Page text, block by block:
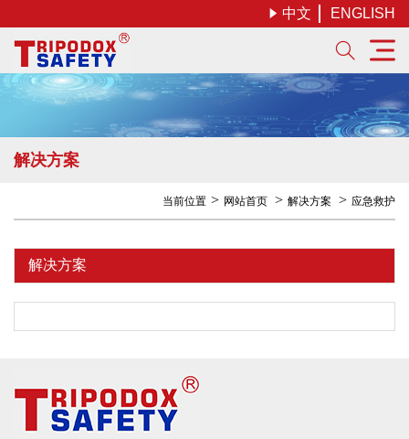
 中文 ENGLISH

解决方案
当前位置 网站首页 解决方案 应急救护
解决方案